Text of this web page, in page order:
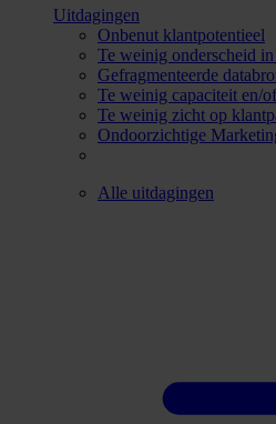
Uitdagingen
Onbenut klantpotentieel
Te weinig onderscheid in
Gefragmenteerde
Te weinig capaciteit en/
Te weinig zicht op
Ondoorzichtige
Alle uitdagingen